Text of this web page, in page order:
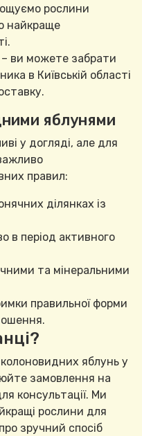
рослини
найкраще
– ви можете забрати
в Київській області
яблунями
у догляді, але для
правил:
ділянках із
в період активного
та мінеральними
правильної форми
яблунь у
замовлення на
консультації. Ми
рослини для
зручний спосіб